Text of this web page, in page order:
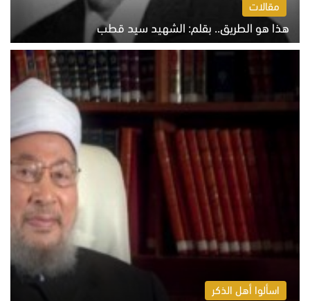
مقالات
هذا هو الطريق.. بقلم: الشهيد سيد قطب
الخميس 6 أغسطس 2026 10:52 ص
اسألوا أهل الذكر